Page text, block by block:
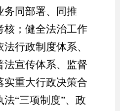
务同部署、同推
核；健全法治工作
行政制度体系、
法宣传体系、监督
实重大行政决策合
法“三项制度”、政